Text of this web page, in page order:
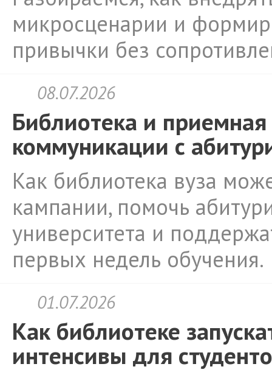
микросценарии и
привычки без
08.07.2026
Библиотека и
коммуникации с
Как библиотека вуза
кампании, помочь
университета и
первых недель обучения.
01.07.2026
Как библиотеке
интенсивы для